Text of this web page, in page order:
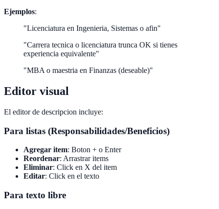
Ejemplos:
"Licenciatura en Ingenieria, Sistemas o afin"
"Carrera tecnica o licenciatura trunca OK si tienes
experiencia equivalente"
"MBA o maestria en Finanzas (deseable)"
Editor visual
El editor de descripcion incluye:
Para listas (Responsabilidades/Beneficios)
Agregar item: Boton + o Enter
Reordenar: Arrastrar items
Eliminar: Click en X del item
Editar: Click en el texto
Para texto libre